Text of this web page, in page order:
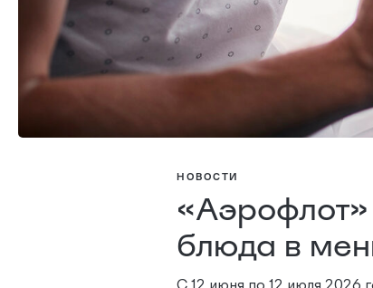
НОВОСТИ
блюда в